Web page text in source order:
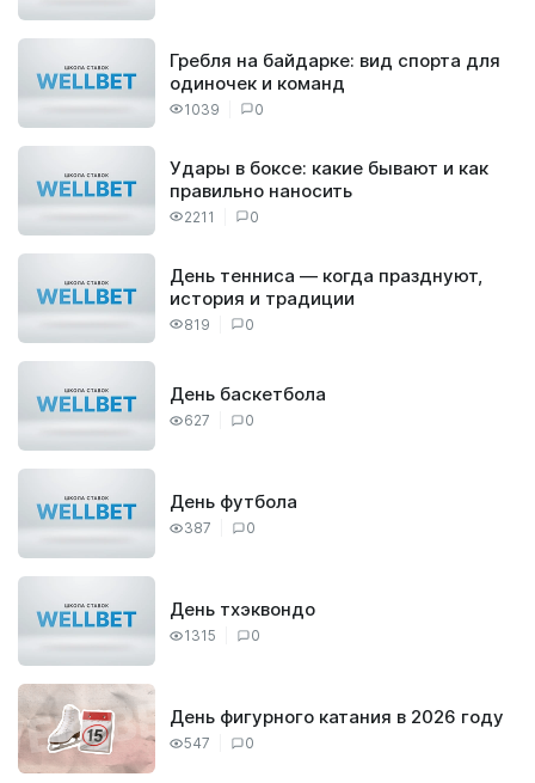
1039 0
Гребля на байдарке: вид спорта для
одиночек и команд
2211 0
Удары в боксе: какие бывают и как
правильно наносить
819 0
День тенниса — когда празднуют,
история и традиции
627 0
День баскетбола
387 0
День футбола
1315 0
День тхэквондо
547 0
День фигурного катания в 2026 году